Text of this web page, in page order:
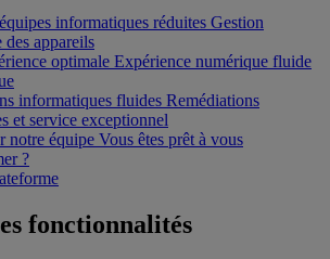
informatiques réduites Gestion
des appareils
optimale Expérience numérique fluide
informatiques fluides Remédiations
et service exceptionnel
notre équipe Vous êtes prêt à vous
?
fonctionnalités